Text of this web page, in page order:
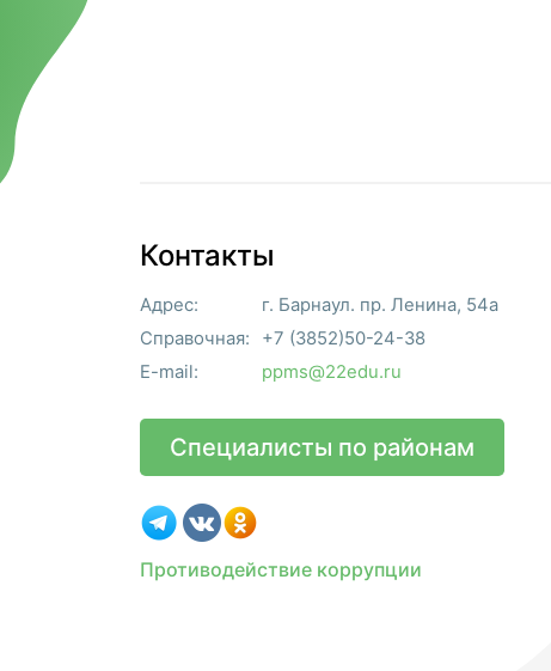
Контакты
Адрес:
г. Барнаул. пр. Ленина, 54а
Справочная:
+7 (3852)50-24-38
E-mail:
ppms@22edu.ru
Специалисты по районам
Противодействие коррупции